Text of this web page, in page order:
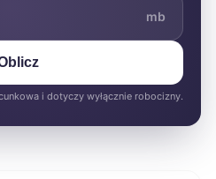
mb
i dotyczy wyłącznie robocizny.